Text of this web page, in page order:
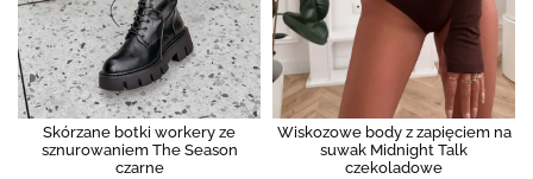
Skórzane botki workery ze
sznurowaniem The Season
czarne
Wiskozowe body z zapięciem na
suwak Midnight Talk
czekoladowe